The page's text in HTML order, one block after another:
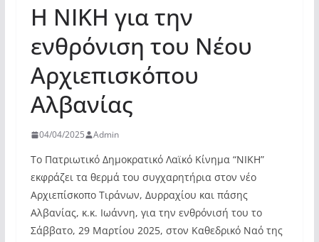
Η ΝΙΚΗ για την
ενθρόνιση του Νέου
Αρχιεπισκόπου
Αλβανίας
04/04/2025 Admin
Το Πατριωτικό Δημοκρατικό Λαϊκό Κίνημα “ΝΙΚΗ”
εκφράζει τα θερμά του συγχαρητήρια στον νέο
Αρχιεπίσκοπο Τιράνων, Δυρραχίου και πάσης
Αλβανίας, κ.κ. Ιωάννη, για την ενθρόνισή του το
Σάββατο, 29 Μαρτίου 2025, στον Καθεδρικό Ναό της